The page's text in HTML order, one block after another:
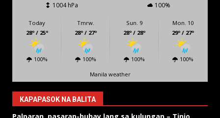
1004 hPa
100%
Today
28º / 25º
100%
Tmrw.
28º / 27º
100%
Sun. 9
28º / 28º
100%
Mon. 10
29º / 27º
100%
Manila weather
KAPAPASOK NA BALITA
Palparan, pasarap-buhay lang sa kulungan – Tinio